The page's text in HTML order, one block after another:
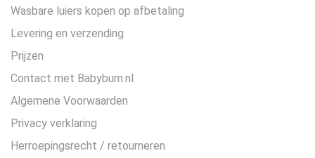
Wasbare luiers kopen op afbetaling
Levering en verzending
Prijzen
Contact met Babybum.nl
Algemene Voorwaarden
Privacy verklaring
Herroepingsrecht / retourneren